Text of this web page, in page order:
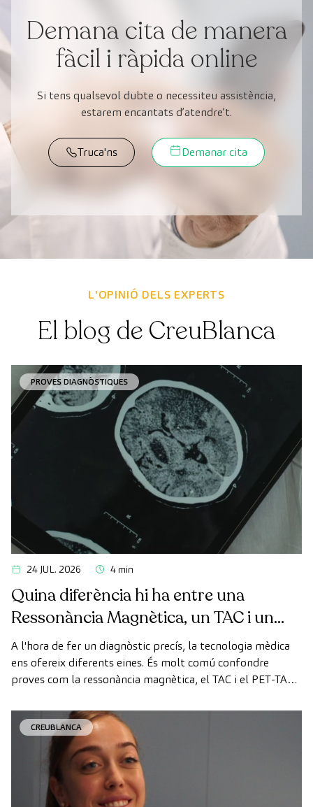
Demana cita de manera
fàcil i ràpida online
Si tens qualsevol dubte o necessiteu assistència,
estarem encantats d’atendre’t.
Truca'ns Demanar cita
L'OPINIÓ DELS EXPERTS
El blog de CreuBlanca
PROVES DIAGNÒSTIQUES
24 JUL. 2026 4 min
Quina diferència hi ha entre una
Ressonància Magnètica, un TAC i un
PET-TAC?
A l'hora de fer un diagnòstic precís, la tecnologia mèdica
ens ofereix diferents eines. És molt comú confondre
proves com la ressonància magnètica, el TAC i el PET-TAC,
No obstant això, utilitzen tecnologies totalment
diferents i es pauten per a objectius diferents.
CREUBLANCA